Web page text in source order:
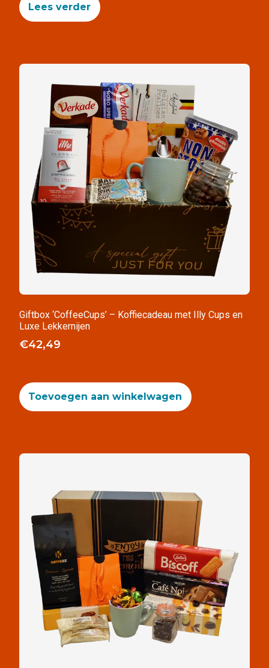
Lees verder
Giftbox ‘CoffeeCups’ – Koffiecadeau met Illy Cups en
Luxe Lekkernijen
€42,49
Toevoegen aan winkelwagen